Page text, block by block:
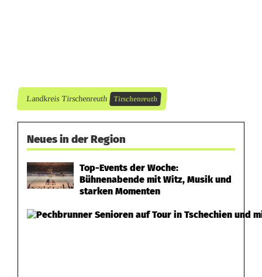
i
e
Landkreis Tirschenreuth Tirschenreuth
Neues in der Region
Top-Events der Woche:
Bühnenabende mit Witz, Musik und
starken Momenten